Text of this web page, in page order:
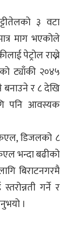
३ वटा
माग भएकोले
पेट्रोल राख्ने
ट्याँकी २०४५
बनाउने र ८ देखि
पनि आवस्यक
डिजलको ८
भन्दा बढीको
बिराटनगरमै
गर्ने र
।